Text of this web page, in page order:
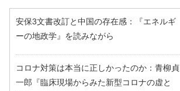
安保3文書改訂と中国の存在感：『エネルギ
ーの地政学』を読みながら
コロナ対策は本当に正しかったのか：青柳貞
一郎『臨床現場からみた新型コロナの虚と